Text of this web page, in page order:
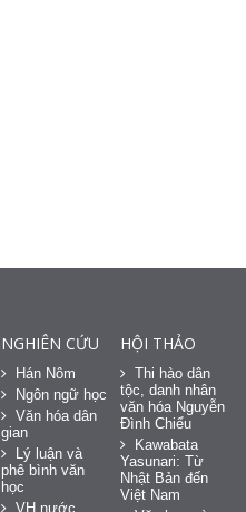
NGHIÊN CỨU
Hán Nôm
Ngôn ngữ học
Văn hóa dân
gian
Lý luận và
phê bình văn
học
VH nước
HỘI THẢO
Thi hào dân
tộc, danh nhân
văn hóa Nguyễn
Đình Chiểu
Kawabata
Yasunari: Từ
Nhật Bản đến
Việt Nam